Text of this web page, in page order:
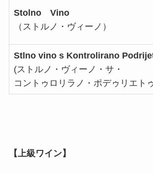
Stolno Vino
（ストルノ・ヴィーノ）
Stlno vino s Kontrolirano
(ストルノ・ヴィーノ・サ・
コントゥロリラノ・ポデゥリエト
【上級ワイン】